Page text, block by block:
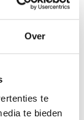
Over
te
te bieden
Verdiensten